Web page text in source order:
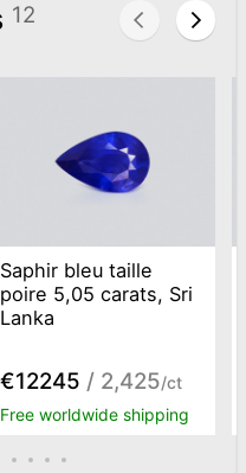
12
Saphir bleu taille
poire 5,05 carats, Sri
Lanka
€12245 / 2,425/ct
Free worldwide shipping